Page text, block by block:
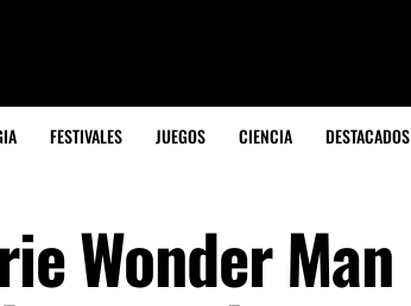
FESTIVALES JUEGOS CIENCIA DESTACADOS
Wonder Man